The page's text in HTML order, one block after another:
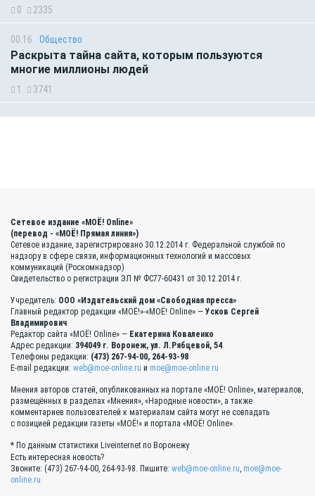
0 2335
00:16 Общество
Раскрыта тайна сайта, которым пользуются
многие миллионы людей
1 3741
Сетевое издание «МОЁ! Online»
(перевод - «МОЁ! Прямая линия»)
Сетевое издание, зарегистрировано 30.12.2014 г. Федеральной службой по
надзору в сфере связи, информационных технологий и массовых
коммуникаций (Роскомнадзор)
Свидетельство о регистрации ЭЛ № ФС77-60431 от 30.12.2014 г.
Учредитель: ООО «Издательский дом «Свободная пресса»
Главный редактор редакции «МОЁ!»-«МОЁ! Online» — Усков Сергей
Владимирович
Редактор сайта «МОЁ! Online» — Екатерина Коваленко
Адрес редакции: 394049 г. Воронеж, ул. Л.Рябцевой, 54
Телефоны редакции: (473) 267-94-00, 264-93-98
E-mail редакции: web@moe-online.ru и moe@moe-online.ru
Мнения авторов статей, опубликованных на портале «МОЁ! Online», материалов,
размещённых в разделах «Мнения», «Народные новости», а также
комментариев пользователей к материалам сайта могут не совпадать
с позицией редакции газеты «МОЁ!» и портала «МОЁ! Online».
* По данным статистики Liveinternet по Воронежу
Есть интересная новость?
Звоните: (473) 267-94-00, 264-93-98. Пишите: web@moe-online.ru, moe@moe-
online.ru